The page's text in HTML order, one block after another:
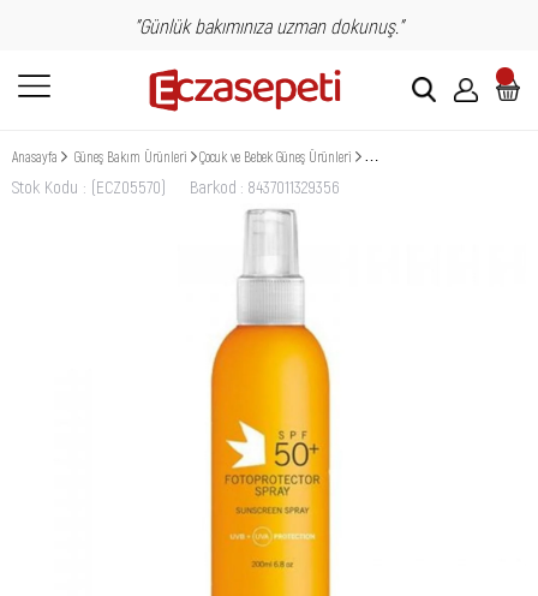
"Günlük bakımınıza uzman dokunuş."
Anasayfa Güneş Bakım Ürünleri Çocuk ve Bebek Güneş Ürünleri Babe Güneş Koruyucu spf+50
Stok Kodu (ECZ05570) Barkod : 8437011329356